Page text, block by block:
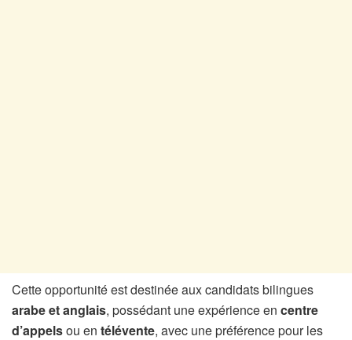
Cette opportunité est destinée aux candidats bilingues
arabe et anglais, possédant une expérience en centre
d’appelsou en télévente, avec une préférence pour les